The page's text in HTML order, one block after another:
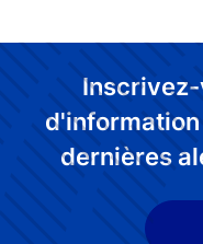
dernières